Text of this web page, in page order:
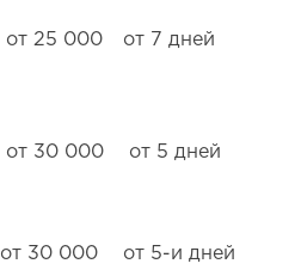
от 25 000 от 7 дней
от 30 000 от 5 дней
от 30 000 от 5-и дней